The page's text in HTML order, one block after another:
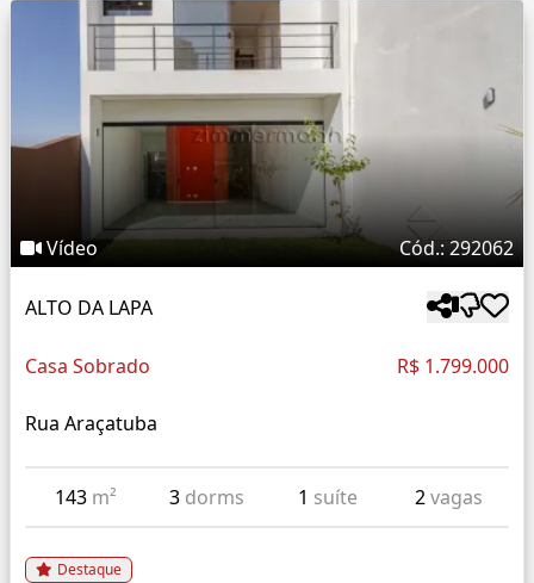
Vídeo Cód.: 292062
ALTO DA LAPA
Casa Sobrado R$ 1.799.000
Rua Araçatuba
143 m² 3 dorms 1 suíte 2vagas
Destaque